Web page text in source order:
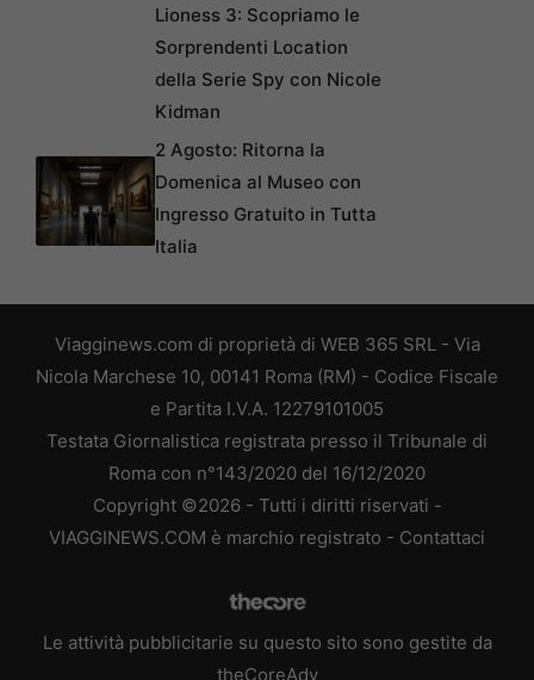
Lioness 3: Scopriamo le
Sorprendenti Location
della Serie Spy con Nicole
Kidman
2 Agosto: Ritorna la
Domenica al Museo con
Ingresso Gratuito in Tutta
Italia
Viagginews.com di proprietà di WEB 365 SRL - Via
Nicola Marchese 10, 00141 Roma (RM) - Codice Fiscale
e Partita I.V.A. 12279101005
Testata Giornalistica registrata presso il Tribunale di
Roma con n°143/2020 del 16/12/2020
Copyright ©2026 - Tutti i diritti riservati -
VIAGGINEWS.COM è marchio registrato - Contattaci
Le attività pubblicitarie su questo sito sono gestite da
theCoreAdv